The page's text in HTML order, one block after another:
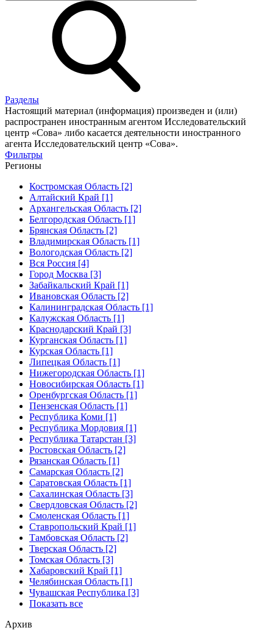
Разделы
Настоящий материал (информация) произведен и (или)
распространен иностранным агентом Исследовательский
центр «Сова» либо касается деятельности иностранного
агента Исследовательский центр «Сова».
Фильтры
Регионы
Костромская Область [2]
Алтайский Край [1]
Архангельская Область [2]
Белгородская Область [1]
Брянская Область [2]
Владимирская Область [1]
Вологодская Область [2]
Вся Россия [4]
Город Москва [3]
Забайкальский Край [1]
Ивановская Область [2]
Калининградская Область [1]
Калужская Область [1]
Краснодарский Край [3]
Курганская Область [1]
Курская Область [1]
Липецкая Область [1]
Нижегородская Область [1]
Новосибирская Область [1]
Оренбургская Область [1]
Пензенская Область [1]
Республика Коми [1]
Республика Мордовия [1]
Республика Татарстан [3]
Ростовская Область [2]
Рязанская Область [1]
Самарская Область [2]
Саратовская Область [1]
Сахалинская Область [3]
Свердловская Область [2]
Смоленская Область [1]
Ставропольский Край [1]
Тамбовская Область [2]
Тверская Область [2]
Томская Область [3]
Хабаровский Край [1]
Челябинская Область [1]
Чувашская Республика [3]
Показать все
Архив